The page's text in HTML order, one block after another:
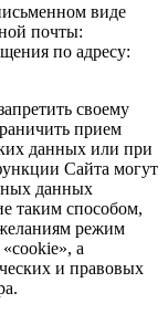
виде
почты:
по адресу:
своему
прием
данных или при
Сайта могут
данных
таким способом,
режим
а
и правовых